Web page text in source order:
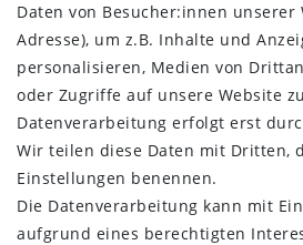
AGB
Datenschutz
Impressum
Widerrufsbelehrung
Bestellung widerrufen
ALLGEMEINES
Daten von Besucher:innen unserer
Adresse), um z.B. Inhalte und
personalisieren, Medien von
oder Zugriffe auf unsere Website
Datenverarbeitung erfolgt erst
Wir teilen diese Daten mit Dritten,
Einstellungen benennen.
Die Datenverarbeitung kann mit
aufgrund eines berechtigten